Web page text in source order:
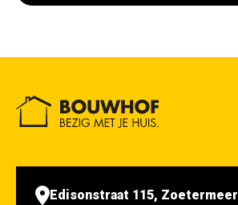
Edisonstraat 115, Zoetermeer